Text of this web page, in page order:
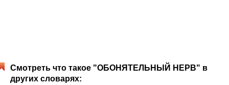
Смотреть что такое "ОБОНЯТЕЛЬНЫЙ НЕРВ" в
других словарях: